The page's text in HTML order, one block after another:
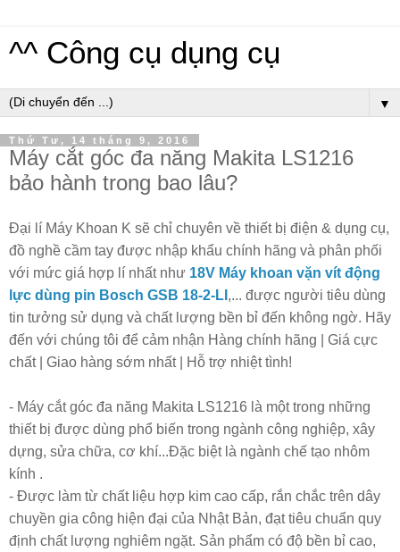
^^ Công cụ dụng cụ
▼
Thứ Tư, 14 tháng 9, 2016
Máy cắt góc đa năng Makita LS1216
bảo hành trong bao lâu?
Đại lí Máy Khoan K sẽ chỉ chuyên về thiết bị điện & dụng cụ,
đồ nghề cầm tay được nhập khẩu chính hãng và phân phối
với mức giá hợp lí nhất như 18V Máy khoan vặn vít động
lực dùng pin Bosch GSB 18-2-LI ,... được người tiêu dùng
tin tưởng sử dụng và chất lượng bền bỉ đến không ngờ. Hãy
đến với chúng tôi để cảm nhận Hàng chính hãng | Giá cực
chất | Giao hàng sớm nhất | Hỗ trợ nhiệt tình!
- Máy cắt góc đa năng Makita LS1216 là một trong những
thiết bị được dùng phổ biến trong ngành công nghiệp, xây
dựng, sửa chữa, cơ khí...Đặc biệt là ngành chế tạo nhôm
kính .
- Được làm từ chất liệu hợp kim cao cấp, rắn chắc trên dây
chuyền gia công hiện đại của Nhật Bản, đạt tiêu chuẩn quy
định chất lượng nghiêm ngặt. Sản phẩm có độ bền bỉ cao,